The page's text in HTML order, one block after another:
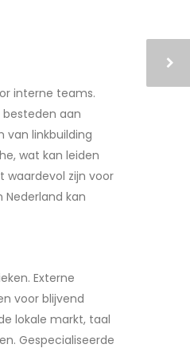
interne teams.
besteden aan
van linkbuilding
wat kan leiden
waardevol zijn voor
kan
Externe
voor blijvend
lokale markt, taal
Gespecialiseerde